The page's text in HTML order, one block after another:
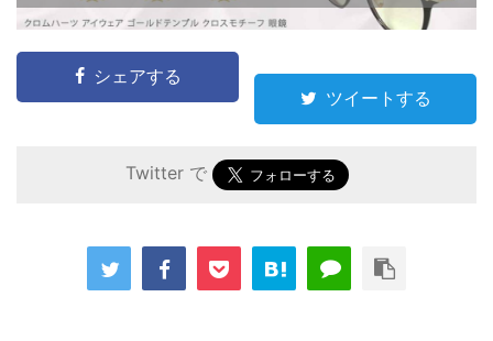
シェアする
ツイートする
Twitter で